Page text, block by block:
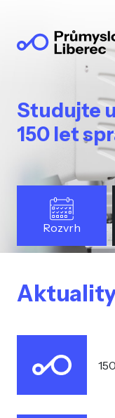
Studujte
150 let
Rozvrh